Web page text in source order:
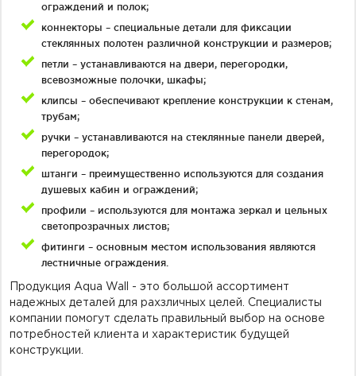
ограждений и полок;
коннекторы – специальные детали для фиксации
стеклянных полотен различной конструкции и размеров;
петли – устанавливаются на двери, перегородки,
всевозможные полочки, шкафы;
клипсы – обеспечивают крепление конструкции к стенам,
трубам;
ручки – устанавливаются на стеклянные панели дверей,
перегородок;
штанги – преимущественно используются для создания
душевых кабин и ограждений;
профили – используются для монтажа зеркал и цельных
светопрозрачных листов;
фитинги – основным местом использования являются
лестничные ограждения.
Продукция Aqua Wall - это большой ассортимент
надежных деталей для рахзличных целей. Специалисты
компании помогут сделать правильный выбор на основе
потребностей клиента и характеристик будущей
конструкции.